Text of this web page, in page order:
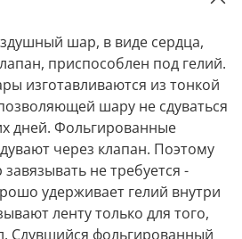
шар, в виде сердца,
приспособлен под гелий.
изготавливаются из тонкой
шару не сдуваться
дней. Фольгированные
через клапан. Поэтому
не требуется -
удерживает гелий внутри
ленту только для того,
Сдувшийся фольгированный